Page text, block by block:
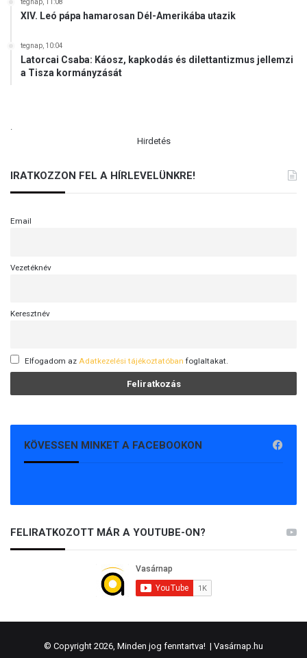
tegnap, 11:08
XIV. Leó pápa hamarosan Dél-Amerikába utazik
tegnap, 10:04
Latorcai Csaba: Káosz, kapkodás és dilettantizmus jellemzi
a Tisza kormányzását
.
Hirdetés
IRATKOZZON FEL A HÍRLEVELÜNKRE!
Email
Vezetéknév
Keresztnév
Elfogadom az Adatkezelési tájékoztatóban foglaltakat.
KÖVESSEN MINKET A FACEBOOKON
FELIRATKOZOTT MÁR A YOUTUBE-ON?
© Copyright 2026, Minden jog fenntartva! | Vasárnap.hu